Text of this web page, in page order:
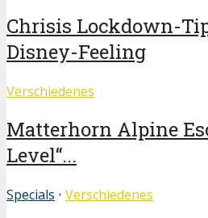
Chrisis Lockdown-
Disney-Feeling
Verschiedenes
Matterhorn Alpine
Level“...
Specials • Verschiedenes